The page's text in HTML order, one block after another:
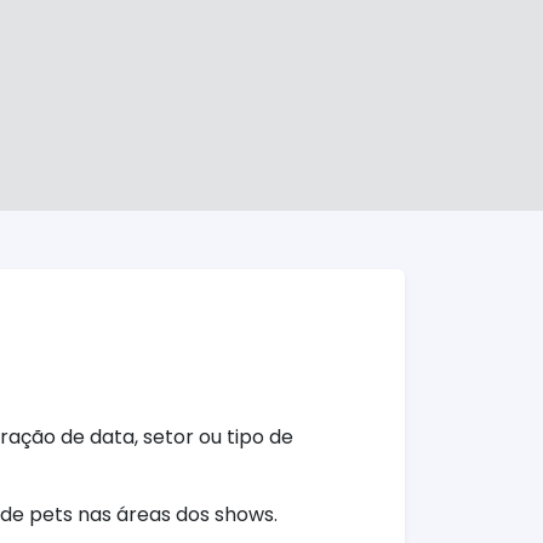
de data, setor ou tipo de
pets nas áreas dos shows.